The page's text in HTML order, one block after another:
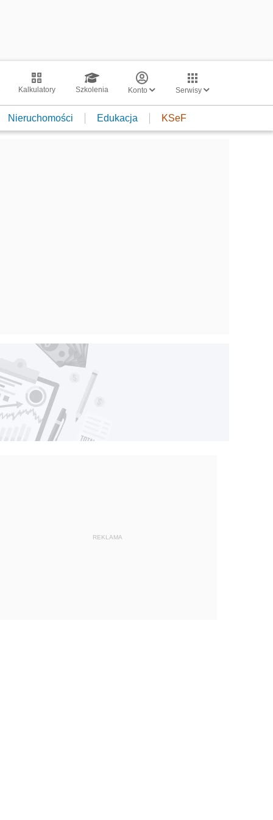
Kalkulatory Szkolenia Konto Serwisy
Nieruchomości Edukacja KSeF
REKLAMA